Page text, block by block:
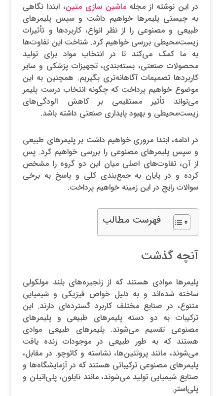
در این نوشته از مجلهماشین سازی متین، ابتدا نگاهی
به چیستی پلیمرها خواهیم داشت و سپس پلیمرهای
طبیعی و مصنوعی را از نظر انواع، کاربردها و تأثیرات
زیست‌محیطی بررسی خواهیم کرد. شناخت این تفاوت‌ها
به ما کمک می‌کند تا در انتخاب مواد برای تولید
محصولات صنعتی، بسته‌بندی، تجهیزات پزشکی و سایر
کاربردها تصمیمات آگاهانه‌تری بگیریم. همچنین به این
موضوع خواهیم پرداخت که چگونه انتخاب درست پلیمر
می‌تواند تأثیر مستقیمی بر کاهش آلودگی‌های
زیست‌محیطی و بهبود پایداری صنعتی داشته باشد.
در ادامه، ابتدا مروری خواهیم داشت بر پلیمرهای طبیعی
و سپس پلیمرهای مصنوعی را بررسی خواهیم کرد. پس
از آن، تفاوت‌های اصلی میان این دو گروه را مشخص
کرده و در پایان به جمع‌بندی کلی و پاسخ به برخی
سوالات رایج در این زمینه خواهیم پرداخت.
فهرست مطالب
آنچه گذشت
پلیمرها موادی هستند که از زنجیره‌های بلند مولکولی
ساخته شده‌اند و به دلیل خواص فیزیکی و شیمیایی
متنوع، در صنایع مختلف کاربرد گسترده‌ای دارند. این
ترکیبات به دو دسته پلیمرهای طبیعی و پلیمرهای
مصنوعی تقسیم می‌شوند. پلیمرهای طبیعی موادی
هستند که به طور طبیعی در موجودات زنده یافت
می‌شوند، مانند پروتئین‌ها، نشاسته و کائوچو. در مقابل،
پلیمرهای مصنوعی ترکیباتی هستند که در آزمایشگاه‌ها و
صنایع شیمیایی تولید می‌شوند، مانند نایلون، پلی‌اتیلن و
پلی‌استر.